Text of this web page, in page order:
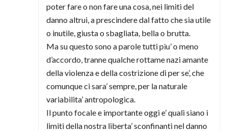
poter fare o non fare una cosa, nei limiti del
danno altrui, a prescindere dal fatto che sia utile
o inutile, giusta o sbagliata, bella o brutta.
Ma su questo sono a parole tutti piu’ o meno
d’accordo, tranne qualche rottame nazi amante
della violenza e della costrizione di per se’, che
comunque ci sara’ sempre, per la naturale
variabilita’ antropologica.
Il punto focale e importante oggi e’ quali siano i
limiti della nostra liberta’ sconfinanti nel danno